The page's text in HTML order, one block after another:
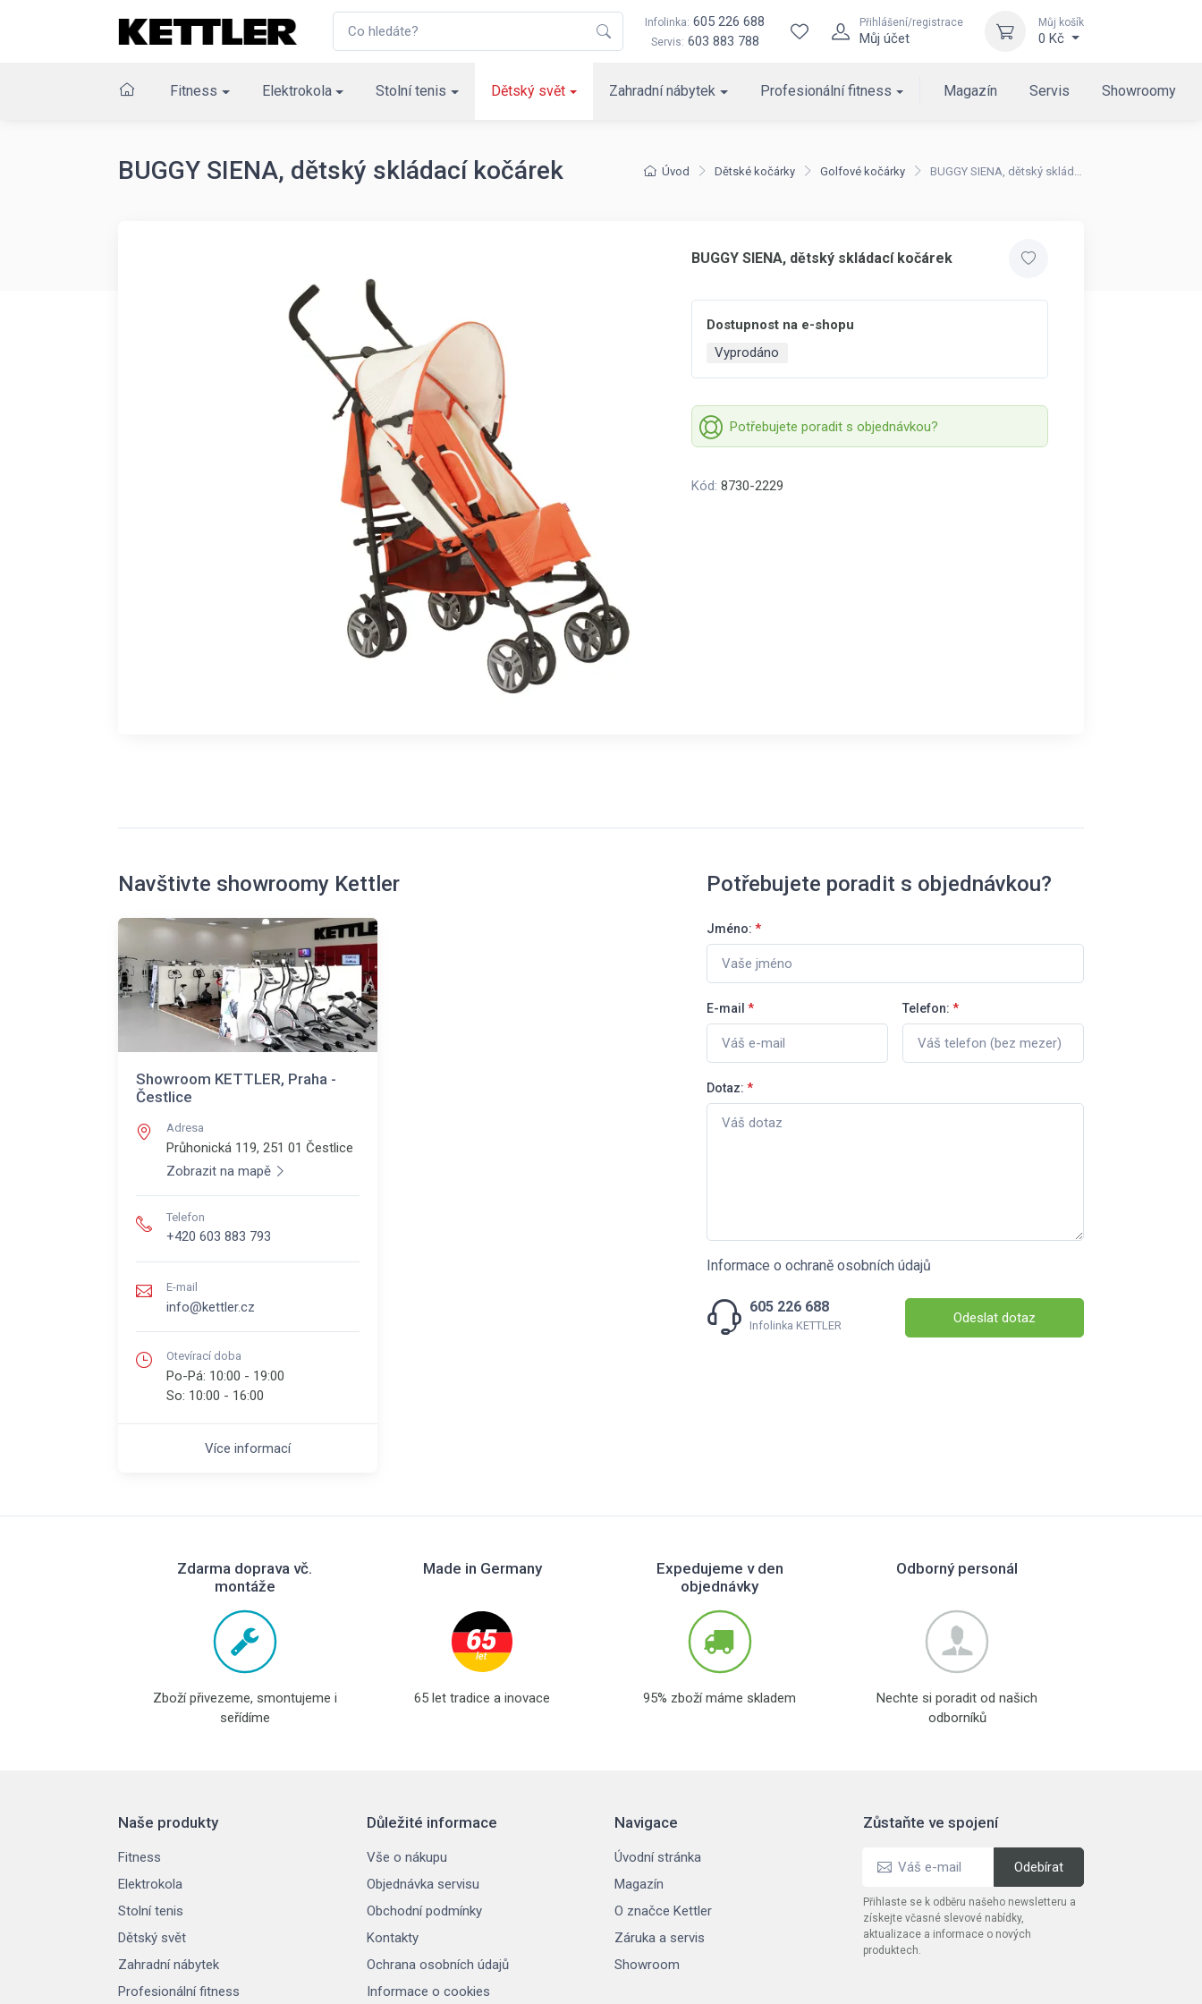
Infolinka: 605 226 688
Servis: 603 883 788
Přihlášení/registrace
Můj účet
Můj košík
0 Kč
Fitness Elektrokola Stolní tenis Dětský svět Zahradní nábytek Profesionální fitness Magazín Servis Showroomy
Úvod Dětské kočárky Golfové kočárky BUGGY SIENA, dětský skládací kočárek
BUGGY SIENA, dětský skládací kočárek
BUGGY SIENA, dětský skládací kočárek
Dostupnost na e-shopu
Vyprodáno
Potřebujete poradit s objednávkou?
Kód: 8730-2229
Navštivte showroomy Kettler
Showroom KETTLER, Praha -
Čestlice
Adresa
Průhonická 119, 251 01 Čestlice
Zobrazit na mapě
Telefon
+420 603 883 793
E-mail
info@kettler.cz
Otevírací doba
Po-Pá: 10:00 - 19:00
So: 10:00 - 16:00
Více informací
Potřebujete poradit s objednávkou?
Jméno: *
E-mail * Telefon: *
Dotaz: *
Informace o ochraně osobních údajů
605 226 688
Infolinka KETTLER Odeslat dotaz
Zdarma doprava vč.
montáže
Zboží přivezeme, smontujeme i
seřídíme
Made in Germany
65 let tradice a inovace
Expedujeme v den
objednávky
95% zboží máme skladem
Odborný personál
Nechte si poradit od našich
odborníků
Naše produkty
Fitness
Elektrokola
Stolní tenis
Dětský svět
Zahradní nábytek
Profesionální fitness
Důležité informace
Vše o nákupu
Objednávka servisu
Obchodní podmínky
Kontakty
Ochrana osobních údajů
Informace o cookies
Navigace
Úvodní stránka
Magazín
O značce Kettler
Záruka a servis
Showroom
Zůstaňte ve spojení
Přihlaste se k odběru našeho newsletteru a
získejte včasné slevové nabídky,
aktualizace a informace o nových
produktech.